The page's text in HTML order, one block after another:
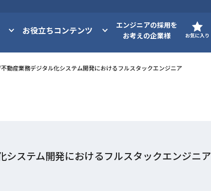
お役立ちコンテンツ
エンジニアの採用を
お考えの企業様
お気に入り
動産業務デジタル化システム開発におけるフルスタックエンジニア
ステム開発におけるフルスタックエンジニア